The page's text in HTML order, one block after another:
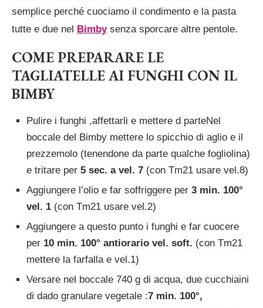
semplice perché cuociamo il condimento e la pasta
tutte e due nel Bimbysenza sporcare altre pentole.
COME PREPARARE LE
TAGLIATELLE AI FUNGHI CON IL
BIMBY
Pulire i funghi ,affettarli e mettere d parteNel
boccale del Bimby mettere lo spicchio di aglio e il
prezzemolo (tenendone da parte qualche fogliolina)
e tritare per 5 sec. a vel. 7 (con Tm21 usare vel.8)
Aggiungere l’olio e far soffriggere per 3 min. 100°
vel. 1 (con Tm21 usare vel.2)
Aggiungere a questo punto i funghi e far cuocere
per 10 min. 100° antiorario vel. soft. (con Tm21
mettere la farfalla e vel.1)
Versare nel boccale 740 g di acqua, due cucchiaini
di dado granulare vegetale :7 min. 100°,